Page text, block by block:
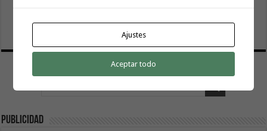
Publicidad
Ajustes
Aceptar todo